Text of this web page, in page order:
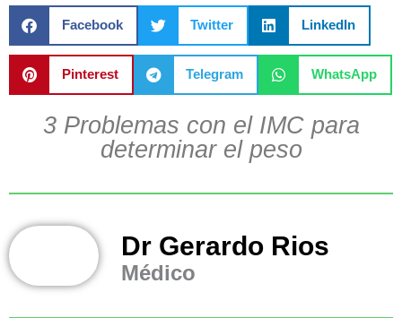
Facebook Twitter LinkedIn
Pinterest Telegram WhatsApp
3 Problemas con el IMC para
determinar el peso
Dr Gerardo Rios
Médico